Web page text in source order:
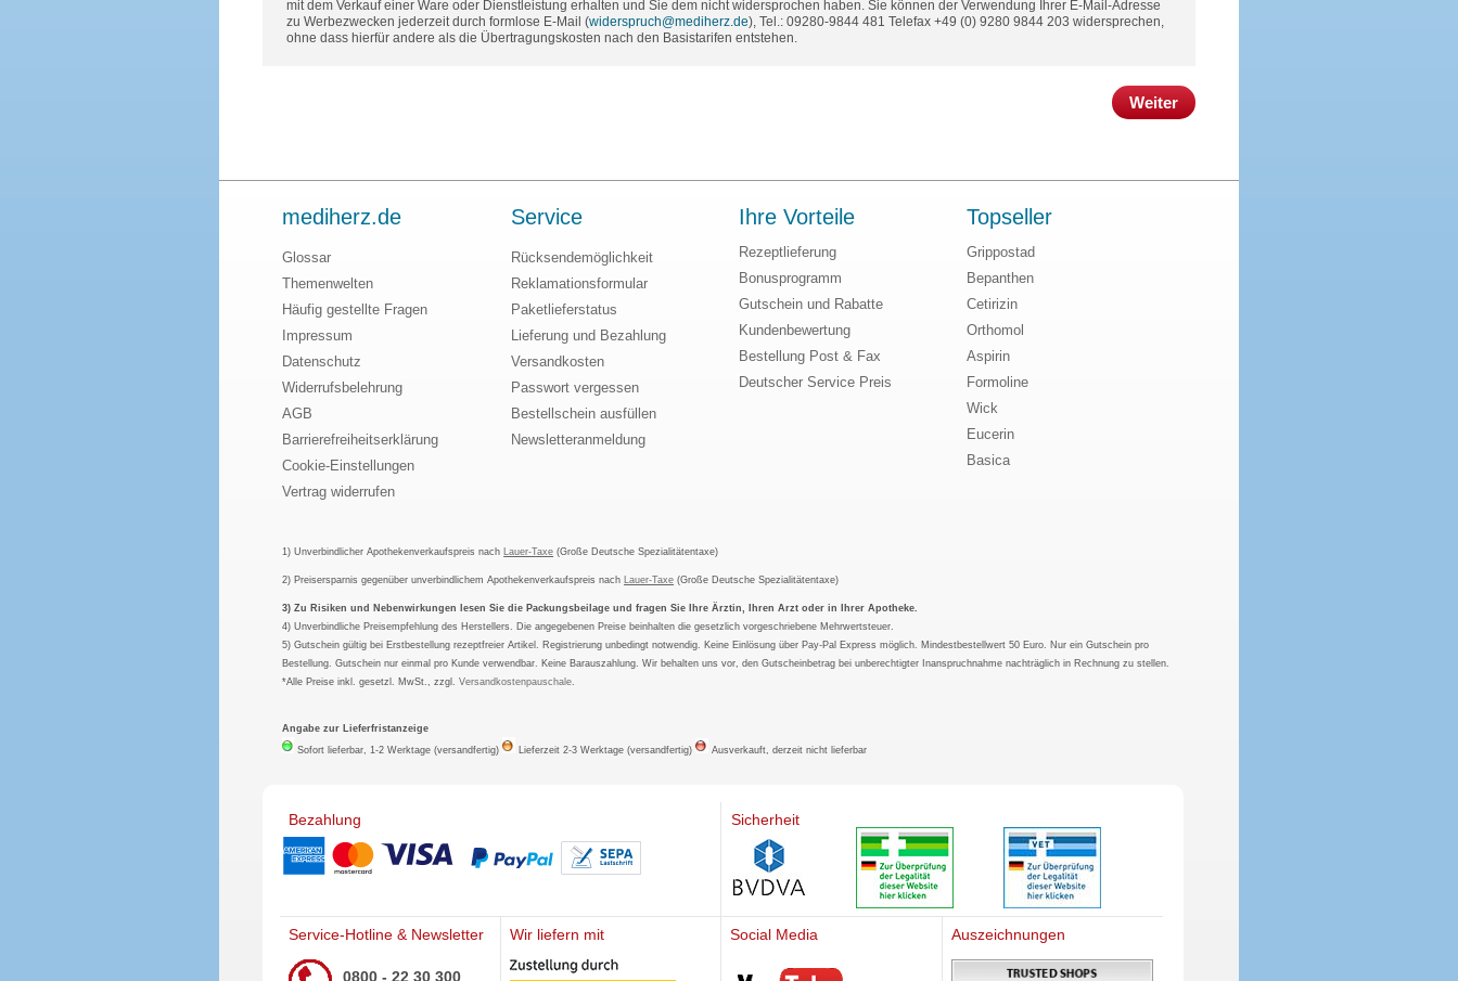
mit dem Verkauf einer Ware oder Dienstleistung erhalten und Sie dem nicht widersprochen haben. Sie können der Verwendung Ihrer E-Mail-Adresse
zu Werbezwecken jederzeit durch formlose E-Mail (widerspruch@mediherz.de), Tel.: 09280-9844 481 Telefax +49 (0) 9280 9844 203 widersprechen,
ohne dass hierfür andere als die Übertragungskosten nach den Basistarifen entstehen.
Weiter
mediherz.de
Glossar
Themenwelten
Häufig gestellte Fragen
Impressum
Datenschutz
Widerrufsbelehrung
AGB
Barrierefreiheitserklärung
Cookie-Einstellungen
Vertrag widerrufen
Service
Rücksendemöglichkeit
Reklamationsformular
Paketlieferstatus
Lieferung und Bezahlung
Versandkosten
Passwort vergessen
Bestellschein ausfüllen
Newsletteranmeldung
Ihre Vorteile
Rezeptlieferung
Bonusprogramm
Gutschein und Rabatte
Kundenbewertung
Bestellung Post & Fax
Deutscher Service Preis
Topseller
Grippostad
Bepanthen
Cetirizin
Orthomol
Aspirin
Formoline
Wick
Eucerin
Basica
1) Unverbindlicher Apothekenverkaufspreis nach Lauer-Taxe (Große Deutsche Spezialitätentaxe)
2) Preisersparnis gegenüber unverbindlichem Apothekenverkaufspreis nach Lauer-Taxe (Große Deutsche Spezialitätentaxe)
3) Zu Risiken und Nebenwirkungen lesen Sie die Packungsbeilage und fragen Sie Ihre Ärztin, Ihren Arzt oder in Ihrer Apotheke.
4) Unverbindliche Preisempfehlung des Herstellers. Die angegebenen Preise beinhalten die gesetzlich vorgeschriebene Mehrwertsteuer.
5) Gutschein gültig bei Erstbestellung rezeptfreier Artikel. Registrierung unbedingt notwendig. Keine Einlösung über Pay-Pal Express möglich. Mindestbestellwert 50 Euro. Nur ein Gutschein pro
Bestellung. Gutschein nur einmal pro Kunde verwendbar. Keine Barauszahlung. Wir behalten uns vor, den Gutscheinbetrag bei unberechtigter Inanspruchnahme nachträglich in Rechnung zu stellen.
*Alle Preise inkl. gesetzl. MwSt., zzgl.Versandkostenpauschale
Angabe zur Lieferfristanzeige
Sofort lieferbar, 1-2 Werktage (versandfertig)
Lieferzeit 2-3 Werktage (versandfertig) Ausverkauft, derzeit nicht lieferbar
Bezahlung Sicherheit
Service-Hotline & Newsletter
0800 - 22 30 300
Wir liefern mit Social Media
Mediherz
Auszeichnungen